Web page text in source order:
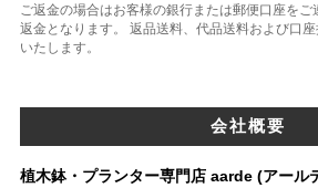
ご返金の場合はお客様の銀行または郵便口座を
返金となります。 返品送料、代品送料および口
いたします。
会社概要
植木鉢・プランター専門店 aarde (アール